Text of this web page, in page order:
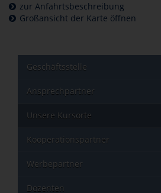
zur Anfahrtsbeschreibung
Großansicht der Karte öffnen
Geschäftsstelle
Ansprechpartner
Unsere Kursorte
Kooperationspartner
Werbepartner
Dozenten